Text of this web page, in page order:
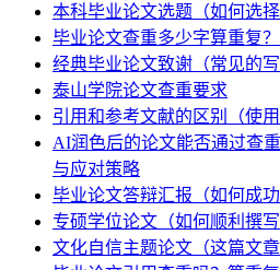
本科毕业论文选题（如何选
毕业论文查重多少字算重复？
经典毕业论文致谢（常见的写
泰山学院论文查重要求
引用和参考文献的区别（使
AI润色后的论文能否通过查
与应对策略
毕业论文答辩汇报（如何成
专硕学位论文（如何顺利撰写
文化自信主题论文（这篇文章